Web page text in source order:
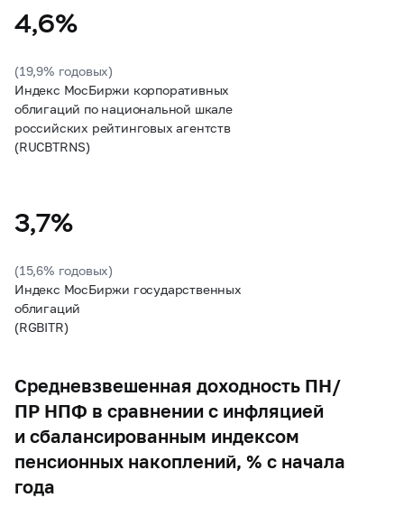
4,6%
(19,9% годовых)
Индекс МосБиржи корпоративных
облигаций по национальной шкале
российских рейтинговых агентств
(RUCBTRNS)
3,7%
(15,6% годовых)
Индекс МосБиржи государственных
облигаций
(RGBITR)
Средневзвешенная доходность ПН/
ПР НПФ в сравнении с инфляцией
и сбалансированным индексом
пенсионных накоплений, % с начала
года